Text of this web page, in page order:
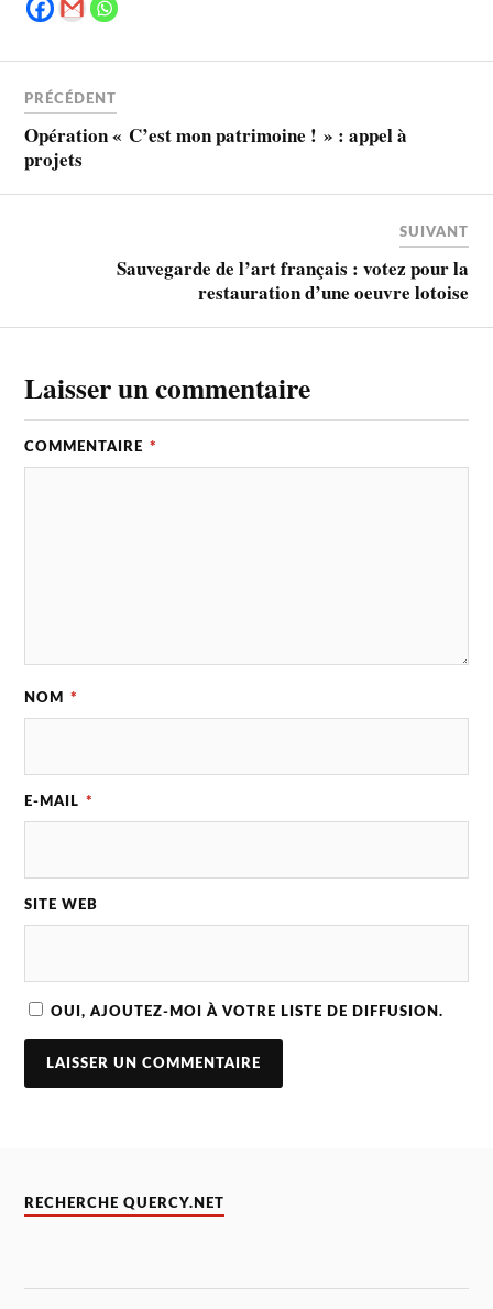
PRÉCÉDENT
Opération « C’est mon patrimoine ! » : appel à
projets
SUIVANT
Sauvegarde de l’art français : votez pour la
restauration d’une oeuvre lotoise
Laisser un commentaire
COMMENTAIRE *
NOM *
E-MAIL *
SITE WEB
OUI, AJOUTEZ-MOI À VOTRE LISTE DE DIFFUSION.
RECHERCHE QUERCY.NET